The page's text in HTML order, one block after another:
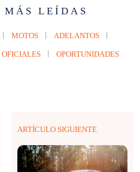
MÁS LEÍDAS
MOTOS ADELANTOS
OFICIALES OPORTUNIDADES
ARTÍCULO SIGUIENTE